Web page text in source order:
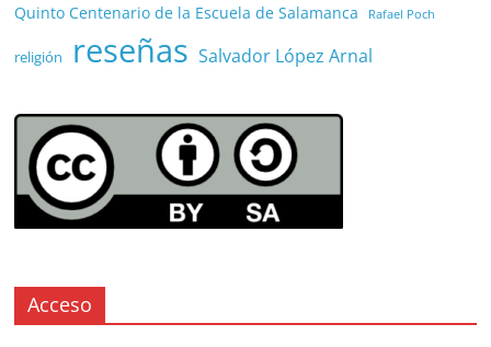
Quinto Centenario de la Escuela de Salamanca Rafael Poch
religión reseñas Salvador López Arnal
Acceso